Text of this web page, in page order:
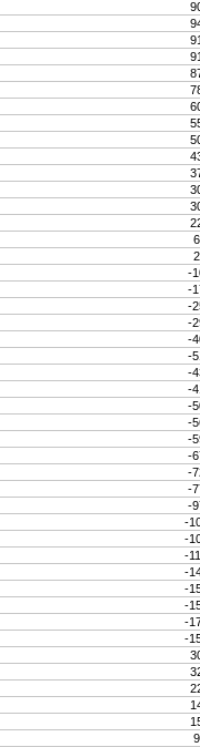
-
-
-
-
-
-
-
-
-
-
-
-
-
-
-
-
-
-
-
-
-
-
-